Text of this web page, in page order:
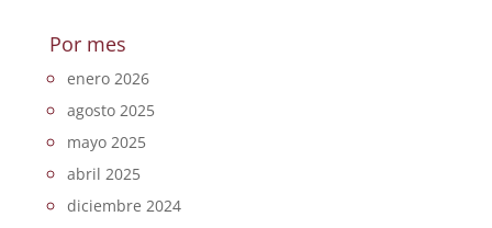
Por mes
enero 2026
agosto 2025
mayo 2025
abril 2025
diciembre 2024